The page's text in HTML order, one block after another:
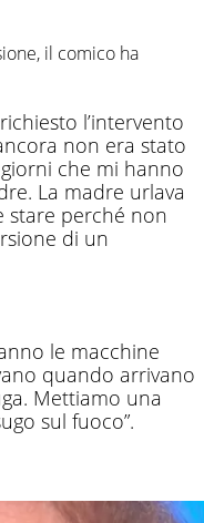
il comico ha
l’intervento
non era stato
che mi hanno
La madre urlava
stare perché non
di un
le macchine
quando arrivano
Mettiamo una
sul fuoco”.